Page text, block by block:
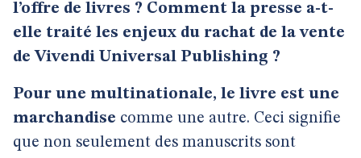
l’offre de livres ? Comment la presse a-t-
elle traité les enjeux du rachat de la vente
de Vivendi Universal Publishing ?
Pour une multinationale, le livre est une
marchandise comme une autre. Ceci signifie
que non seulement des manuscrits sont